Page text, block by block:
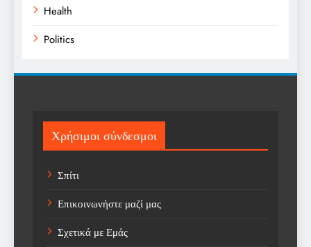
Health
Politics
Sport
Sports
Technology
Trending
Weather
Χρήσιμοι σύνδεσμοι
Σπίτι
Επικοινωνήστε μαζί μας
Σχετικά με Εμάς